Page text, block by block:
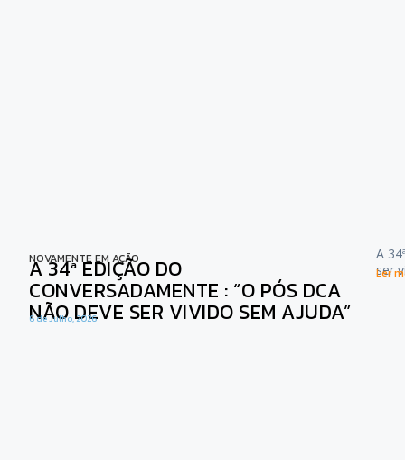
NOVAMENTE EM AÇÃO
A 34ª EDIÇÃO DO
CONVERSADAMENTE : “O PÓS DCA
NÃO DEVE SER VIVIDO SEM AJUDA”
6 de Julho, 2026
A
ser
Ler